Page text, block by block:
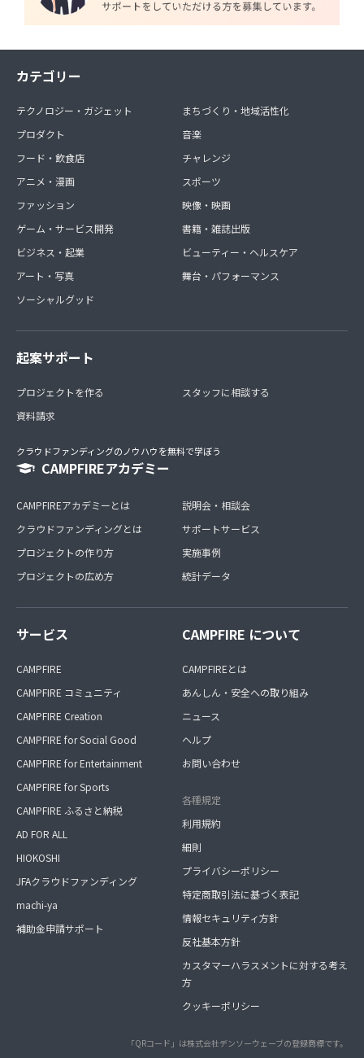
カテゴリー
テクノロジー・ガジェット
プロダクト
フード・飲食店
アニメ・漫画
ファッション
ゲーム・サービス開発
ビジネス・起業
アート・写真
ソーシャルグッド
まちづくり・地域活性化
音楽
チャレンジ
スポーツ
映像・映画
書籍・雑誌出版
ビューティー・ヘルスケア
舞台・パフォーマンス
起案サポート
プロジェクトを作る
資料請求
スタッフに相談する
クラウドファンディングのノウハウを無料で学ぼう
CAMPFIREアカデミー
CAMPFIREアカデミーとは
クラウドファンディングとは
プロジェクトの作り方
プロジェクトの広め方
説明会・相談会
サポートサービス
実施事例
統計データ
サービス
CAMPFIRE
CAMPFIRE コミュニティ
CAMPFIRE Creation
CAMPFIRE for Social Good
CAMPFIRE for Entertainment
CAMPFIRE for Sports
CAMPFIRE ふるさと納税
AD FOR ALL
HIOKOSHI
JFAクラウドファンディング
machi-ya
補助金申請サポート
CAMPFIRE について
CAMPFIREとは
あんしん・安全への取り組み
ニュース
ヘルプ
お問い合わせ
各種規定
利用規約
細則
プライバシーポリシー
特定商取引法に基づく表記
情報セキュリティ方針
反社基本方針
カスタマーハラスメントに対する考え
方
クッキーポリシー
「QRコード」は株式会社デンソーウェーブの登録商標です。